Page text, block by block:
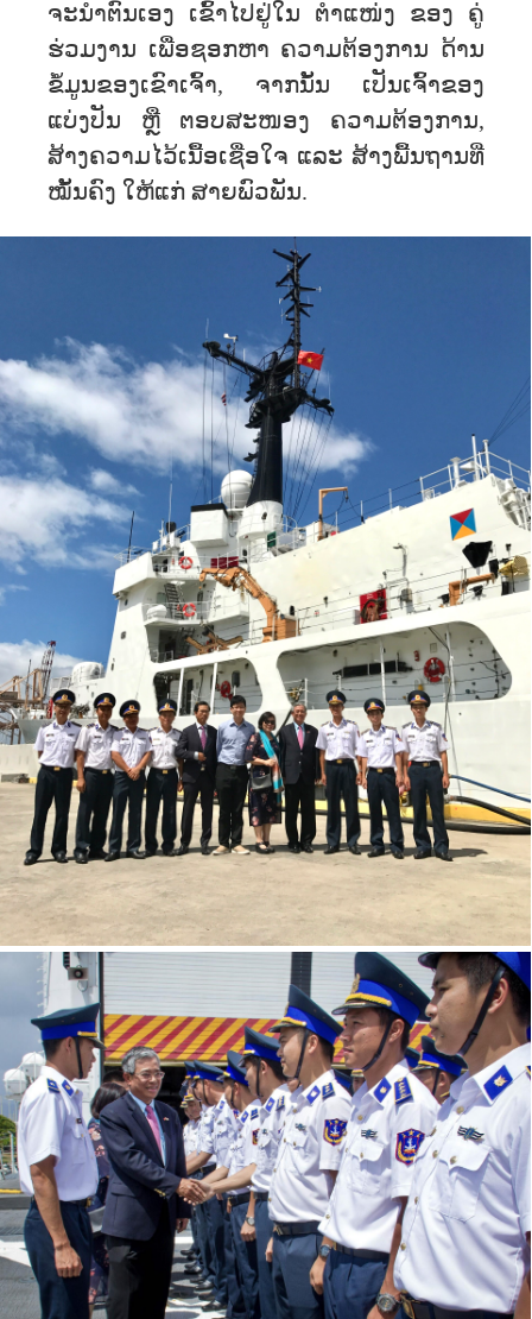
ຈະນຳຕົນເອງ ເຂົ້າໄປຢູ່ໃນ ຕຳແໜ່ງ ຂອງ ຄູ່
ຮ່ວມງານ ເພື່ອຊອກຫາ ຄວາມຕ້ອງການ ດ້ານ
ຂໍ້ມູນຂອງເຂົາເຈົ້າ, ຈາກນັ້ນ ເປັນເຈົ້າຂອງ
ແບ່ງປັນ ຫຼື ຕອບສະໜອງ ຄວາມຕ້ອງການ,
ສ້າງຄວາມໄວ້ເນື້ອເຊື່ອໃຈ ແລະ ສ້າງພື້ນຖານທີ່
ໝັ້ນຄົງ ໃຫ້ແກ່ ສາຍພົວພັນ.